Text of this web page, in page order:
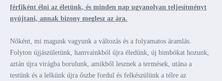
férfiként élni az életünk, és minden nap ugyanolyan teljesítményt
nyújtani, annak bizony meglesz az ára.
Nőként, mi magunk vagyunk a változás és a folyamatos áramlás.
Folyton újjászületünk, hamvainkból újra éledünk, új bimbókat hozunk,
aztán újra virágba borulunk, amikből lesznek a termések, utána a
testünk és a lelkünk újra őszbe fordul és felkészülünk a télre az